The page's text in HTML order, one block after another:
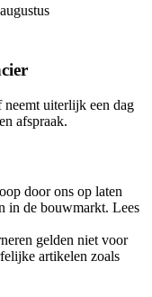
neemt uiterlijk een dag
afspraak.
door ons op laten
in de bouwmarkt. Lees
gelden niet voor
artikelen zoals